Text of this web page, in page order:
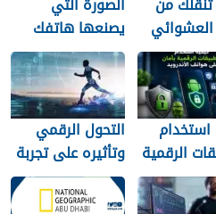
يصنعها هاتفك
خلف ظهرك
الرقمية
على هواتف
التحول الرقمي
وتأثيره على تجربة
عشاق الرياضة في
الجزائر